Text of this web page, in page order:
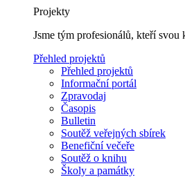
Projekty
Jsme tým profesionálů, kteří svou
Přehled projektů
Přehled projektů
Informační portál
Zpravodaj
Časopis
Bulletin
Soutěž veřejných sbírek
Benefiční večeře
Soutěž o knihu
Školy a památky